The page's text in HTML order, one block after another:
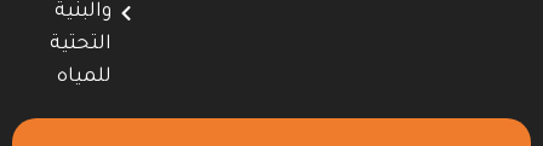
والبنية
التحتية
للمياه